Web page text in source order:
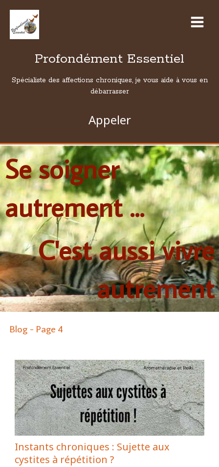
Profondément Essentiel
Spécialiste des affections chroniques, je vous aide à vous en
débarrasser
Appeler
Se soigner
autrement ...
C'est aussi vivre
autrement
Blog - Page 4
Instants chroniques : Sujette aux
cystites à répétition ?